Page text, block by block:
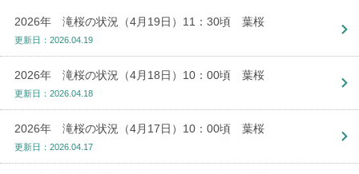
2026年 滝桜の状況（4月19日）11：30頃 葉桜
更新日：2026.04.19
2026年 滝桜の状況（4月18日）10：00頃 葉桜
更新日：2026.04.18
2026年 滝桜の状況（4月17日）10：00頃 葉桜
更新日：2026.04.17